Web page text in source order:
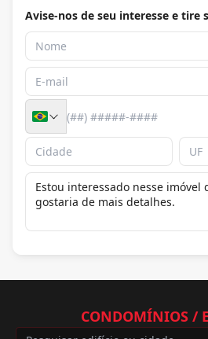
Avise-nos de seu interesse e tire
CONDOMÍNIOS /